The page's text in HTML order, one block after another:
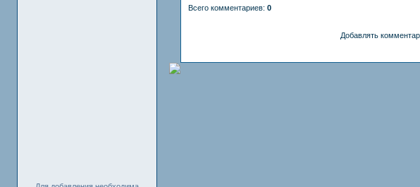
Всего комментариев: 0
Добавлять